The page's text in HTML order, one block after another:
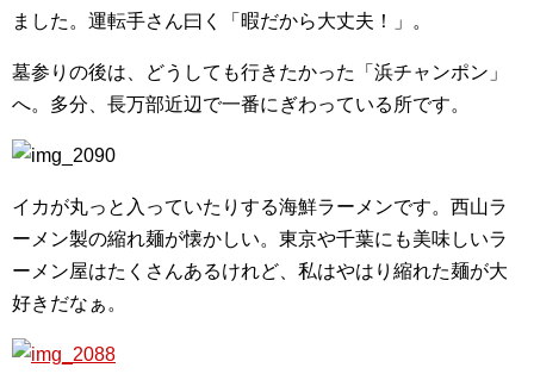
ました。運転手さん曰く「暇だから大丈夫！」。
墓参りの後は、どうしても行きたかった「浜チャンポン」
へ。多分、長万部近辺で一番にぎわっている所です。
イカが丸っと入っていたりする海鮮ラーメンです。西山ラ
ーメン製の縮れ麺が懐かしい。東京や千葉にも美味しいラ
ーメン屋はたくさんあるけれど、私はやはり縮れた麺が大
好きだなぁ。